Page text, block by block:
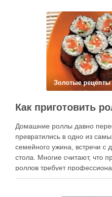
Золотые рецепты
Домашние роллы давно
превратились в одно из
семейного ужина, встречи с
стола. Многие считают, что
роллов требует
специального